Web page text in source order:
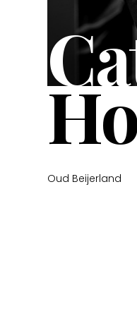
Oud Beijerland